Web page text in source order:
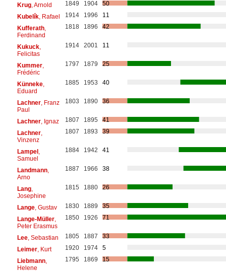
Krug, Arnold 1849 1904
50
Kubelík, Rafael 1914 1996
11
Kufferath,
Ferdinand
1818 1896 42
Kukuck,
Felicitas
1914 2001 11
Kummer,
Frédéric
1797 1879 25
Künneke,
Eduard
1885 1953 40
Lachner, Franz
Paul
1803 1890 36
Lachner, Ignaz 1807 1895
41
Lachner,
Vinzenz
1807 1893 39
Lampel,
Samuel
1884 1942 41
Landmann,
Arno
1887 1966 38
Lang,
Josephine
1815 1880 26
Lange, Gustav 1830 1889
35
Lange-Müller,
Peter Erasmus
1850 1926 71
Lee, Sebastian 1805 1887
33
Leimer, Kurt 1920 1974
5
Liebmann,
Helene
1795 1869 15